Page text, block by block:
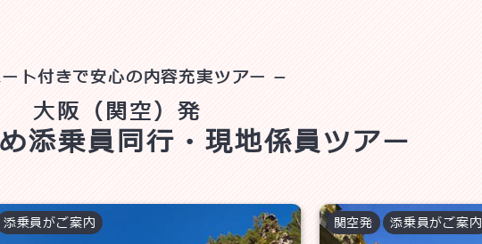
大阪（関空）発
添乗員同行・現地係員ツアー
ト付きで安心の内容充実ツアー
添乗員がご案内 関空発 添乗員がご案内